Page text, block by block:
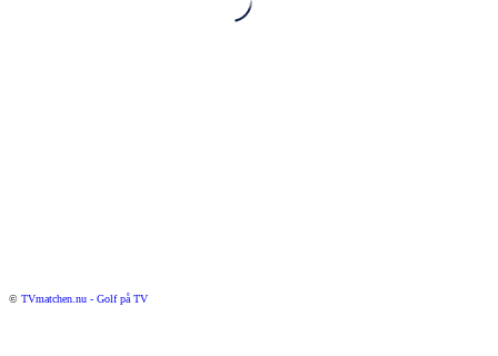
© TVmatchen.nu - Golf på TV